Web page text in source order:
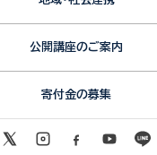
公開講座のご案内
寄付金の募集